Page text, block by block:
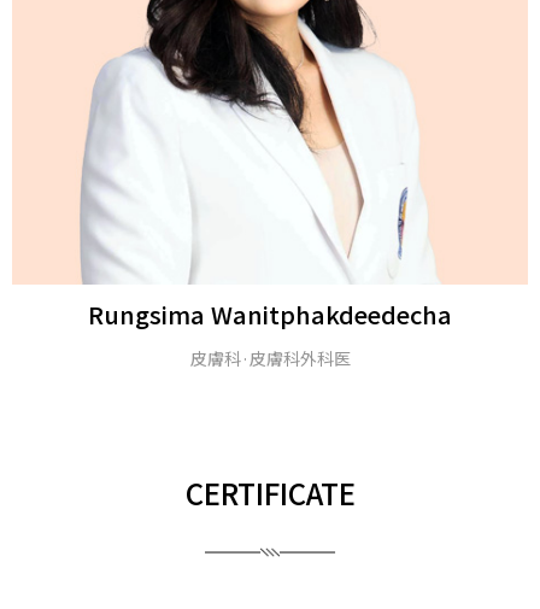
Michael H. Gold
M.D.とアメリカ皮膚科学アカデミー（FAAD
CERTIFICATE